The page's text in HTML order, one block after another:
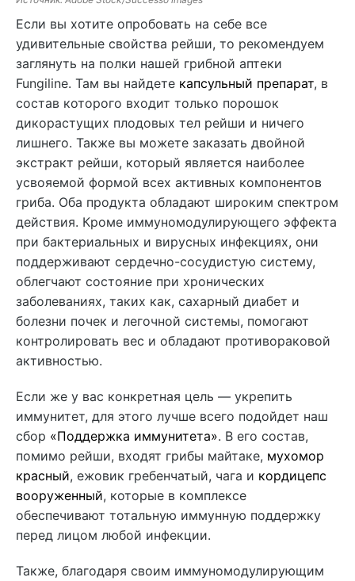
Если вы хотите опробовать на себе все
удивительные свойства рейши, то рекомендуем
заглянуть на полки нашей грибной аптеки
Fungiline. Там вы найдете капсульный препарат, в
состав которого входит только порошок
дикорастущих плодовых тел рейши и ничего
лишнего. Также вы можете заказать двойной
экстракт рейши, который является наиболее
усвояемой формой всех активных компонентов
гриба. Оба продукта обладают широким спектром
действия. Кроме иммуномодулирующего эффекта
при бактериальных и вирусных инфекциях, они
поддерживают сердечно-сосудистую систему,
облегчают состояние при хронических
заболеваниях, таких как, сахарный диабет и
болезни почек и легочной системы, помогают
контролировать вес и обладают противораковой
активностью.
Если же у вас конкретная цель — укрепить
иммунитет, для этого лучше всего подойдет наш
сбор «Поддержка иммунитета». В его состав,
помимо рейши, входят грибы майтаке, мухомор
красный, ежовик гребенчатый, чага и кордицепс
вооруженный, которые в комплексе
обеспечивают тотальную иммунную поддержку
перед лицом любой инфекции.
Также, благодаря своим иммуномодулирующим